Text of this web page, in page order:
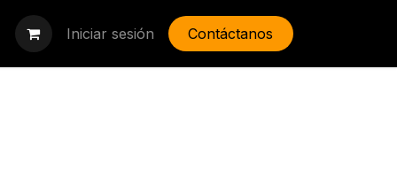
Iniciar sesión Contáctanos